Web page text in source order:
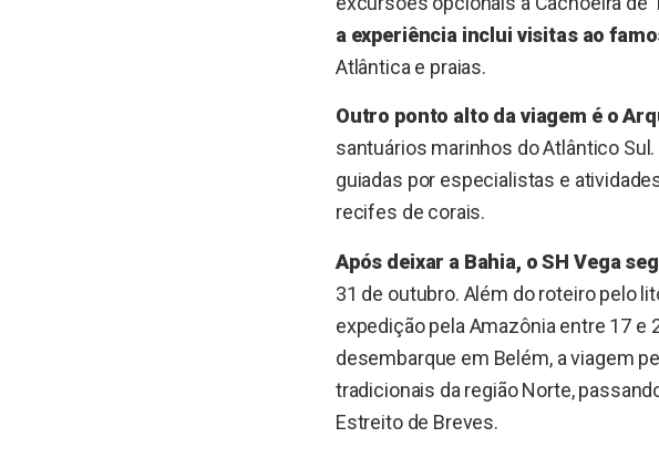
a experiência inclui visitas ao
Atlântica e praias.
Outro ponto alto da viagem é o
santuários marinhos do Atlântico
guiadas por especialistas e
recifes de corais.
Após deixar a Bahia, o SH Vega
31 de outubro. Além do roteiro pelo
expedição pela Amazônia entre 17 e
desembarque em Belém, a viagem
tradicionais da região Norte,
Estreito de Breves.